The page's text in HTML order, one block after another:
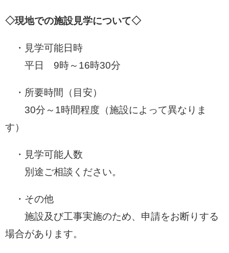
◇現地での施設見学について◇
・見学可能日時
平日 9時～16時30分
・所要時間（目安）
30分～1時間程度（施設によって異なりま
す）
・見学可能人数
別途ご相談ください。
・その他
施設及び工事実施のため、申請をお断りする
場合があります。